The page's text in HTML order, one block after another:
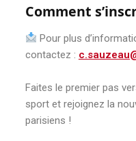
–
S
a
s
Comment
Pour plus
contactez :
Faites le premier pas
sport et rejoignez la
parisiens !